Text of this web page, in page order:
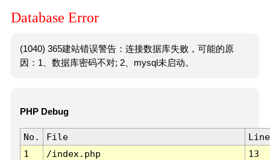
Database Error
(1040) 365建站错误警告：连接数据库失败，可能的原
因：1、数据库密码不对; 2、mysql未启动。
PHP Debug
No. File
Line
1
/index.php 13